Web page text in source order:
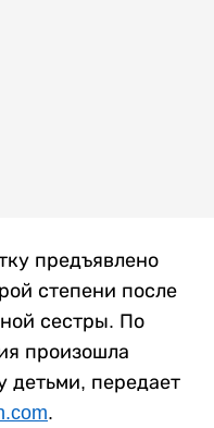
предъявлено
степени после
сестры. По
произошла
детьми, передает
.